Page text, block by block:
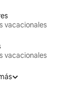
vacacionales
vacacionales